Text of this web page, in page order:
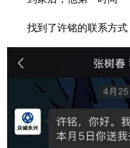
找到了许铭的联系方式